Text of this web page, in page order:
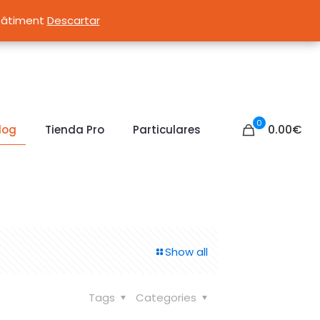
de muros y las humedades por capilaridad.
Tienda Pro Particulares 0 0.00€
Show all
Categories
Tags
Descartar
Descartar